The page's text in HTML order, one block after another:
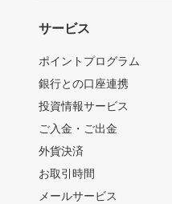
サービス
ポイントプログラム
銀行との口座連携
投資情報サービス
ご入金・ご出金
外貨決済
お取引時間
メールサービス